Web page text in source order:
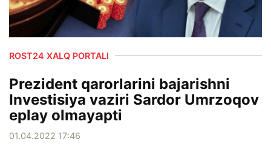
ROST24 XALQ PORTALI
Prezident qarorlarini bajarishni
Investisiya vaziri Sardor Umrzoqov
eplay olmayapti
01.04.2022 17:46